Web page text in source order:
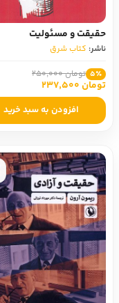
حقیقت و مسئولیت
ناشر: کتاب شرق
5٪ تومان 250,000
تومان 237,500
افزودن به سبد خرید